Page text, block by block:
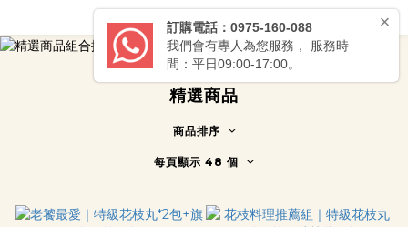
精選商品
商品排序
每頁顯示 48 個